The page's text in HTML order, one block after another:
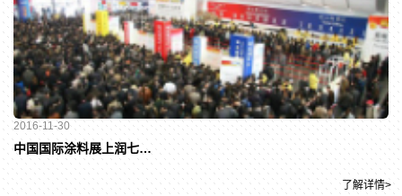
2016-11-30
中国国际涂料展上润七月牌丙烯酸波纹漆再腾飞
了解详情>